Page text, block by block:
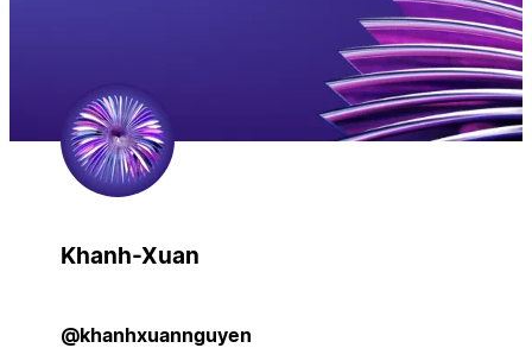
Khanh-Xuan
@khanhxuannguyen